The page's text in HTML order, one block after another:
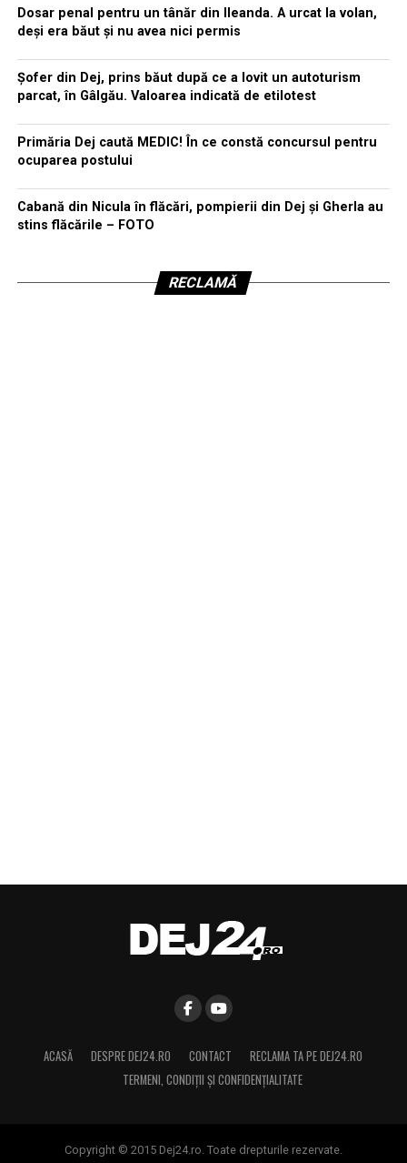
Dosar penal pentru un tânăr din Ileanda. A urcat la volan,
deși era băut și nu avea nici permis
Șofer din Dej, prins băut după ce a lovit un autoturism
parcat, în Gâlgău. Valoarea indicată de etilotest
Primăria Dej caută MEDIC! În ce constă concursul pentru
ocuparea postului
Cabană din Nicula în flăcări, pompierii din Dej și Gherla au
stins flăcările – FOTO
RECLAMĂ
ACASĂ DESPRE DEJ24.RO CONTACT
RECLAMA TA PE DEJ24.RO
TERMENI, CONDIŢII ȘI CONFIDENȚIALITATE
Copyright © 2015 Dej24.ro. Toate drepturile rezervate.